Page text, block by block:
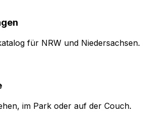
für NRW und Niedersachsen.
im Park oder auf der Couch.